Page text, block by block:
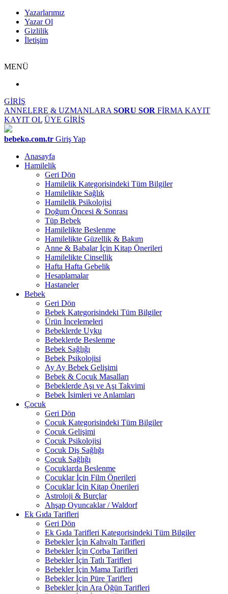
Yazarlarımız
Yazar Ol
Gizlilik
İletişim
MENÜ
GİRİŞ
ANNELERE & UZMANLARA SORU SOR FİRMA KAYIT
KAYIT OL ÜYE GİRİŞ
bebeko.com.tr Giriş Yap
Anasayfa
Hamilelik
Geri Dön
Hamilelik Kategorisindeki Tüm Bilgiler
Hamilelikte Sağlık
Hamilelik Psikolojisi
Doğum Öncesi & Sonrası
Tüp Bebek
Hamilelikte Beslenme
Hamilelikte Güzellik & Bakım
Anne & Babalar İçin Kitap Önerileri
Hamilelikte Cinsellik
Hafta Hafta Gebelik
Hesaplamalar
Hastaneler
Bebek
Geri Dön
Bebek Kategorisindeki Tüm Bilgiler
Ürün İncelemeleri
Bebeklerde Uyku
Bebeklerde Beslenme
Bebek Sağlığı
Bebek Psikolojisi
Ay Ay Bebek Gelişimi
Bebek & Çocuk Masalları
Bebeklerde Aşı ve Aşı Takvimi
Bebek İsimleri ve Anlamları
Çocuk
Geri Dön
Çocuk Kategorisindeki Tüm Bilgiler
Çocuk Gelişimi
Çocuk Psikolojisi
Çocuk Diş Sağlığı
Çocuk Sağlığı
Çocuklarda Beslenme
Çocuklar İçin Film Önerileri
Çocuklar İçin Kitap Önerileri
Astroloji & Burçlar
Ahşap Oyuncaklar / Waldorf
Ek Gıda Tarifleri
Geri Dön
Ek Gıda Tarifleri Kategorisindeki Tüm Bilgiler
Bebekler İçin Kahvaltı Tarifleri
Bebekler İçin Çorba Tarifleri
Bebekler İçin Tatlı Tarifleri
Bebekler İçin Mama Tarifleri
Bebekler İçin Püre Tarifleri
Bebekler İçin Ara Öğün Tarifleri